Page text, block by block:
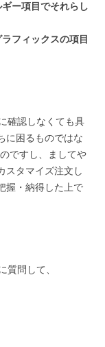
ー項目でそれらし
フィックスの項目
確認しなくても具
に困るものではな
ですし、ましてや
スタマイズ注文し
握・納得した上で
質問して、